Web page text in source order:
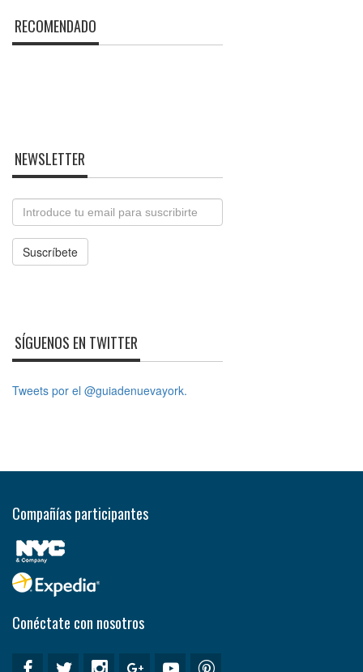
RECOMENDADO
NEWSLETTER
Email
Suscríbete
SÍGUENOS EN TWITTER
Tweets por el @guiadenuevayork.
Compañías participantes
Conéctate con nosotros